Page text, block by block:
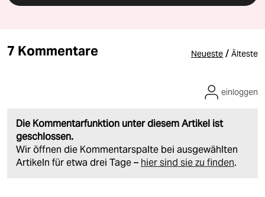
7 Kommentare Neueste / Älteste
Die Kommentarfunktion unter diesem Artikel ist
geschlossen.
Wir öffnen die Kommentarspalte bei ausgewählten
Artikeln für etwa drei Tage – hier sind sie zu finden.
einloggen